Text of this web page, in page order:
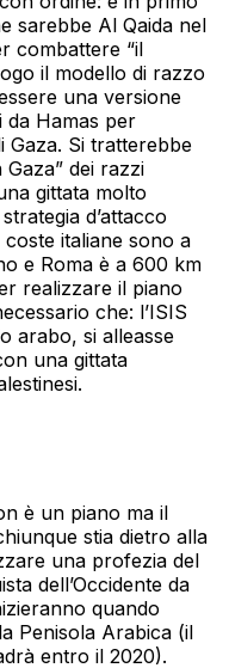
sarebbe Al Qaida nel
combattere “il
il modello di razzo
una versione
da Hamas per
Gaza. Si tratterebbe
dei razzi
gittata molto
d’attacco
coste italiane sono a
e Roma è a 600 km
realizzare il piano
che: l’ISIS
arabo, si alleasse
una gittata
è un piano ma il
stia dietro alla
una profezia del
dell’Occidente da
quando
Penisola Arabica (il
entro il 2020).